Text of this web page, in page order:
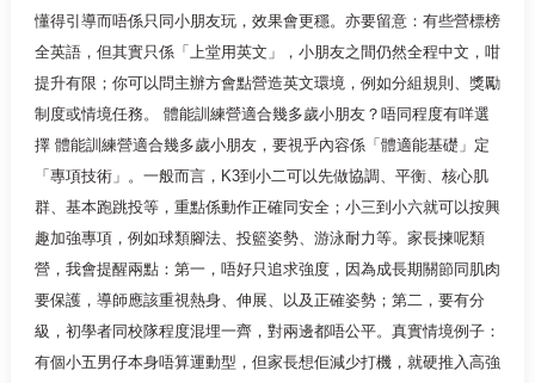
懂得引導而唔係只同小朋友玩，效果會更穩。亦要留意：有些營標榜
全英語，但其實只係「上堂用英文」，小朋友之間仍然全程中文，咁
提升有限；你可以問主辦方會點營造英文環境，例如分組規則、獎勵
制度或情境任務。 體能訓練營適合幾多歲小朋友？唔同程度有咩選
擇 體能訓練營適合幾多歲小朋友，要視乎內容係「體適能基礎」定
「專項技術」。一般而言，K3到小二可以先做協調、平衡、核心肌
群、基本跑跳投等，重點係動作正確同安全；小三到小六就可以按興
趣加強專項，例如球類腳法、投籃姿勢、游泳耐力等。家長揀呢類
營，我會提醒兩點：第一，唔好只追求強度，因為成長期關節同肌肉
要保護，導師應該重視熱身、伸展、以及正確姿勢；第二，要有分
級，初學者同校隊程度混埋一齊，對兩邊都唔公平。真實情境例子：
有個小五男仔本身唔算運動型，但家長想佢減少打機，就硬推入高強